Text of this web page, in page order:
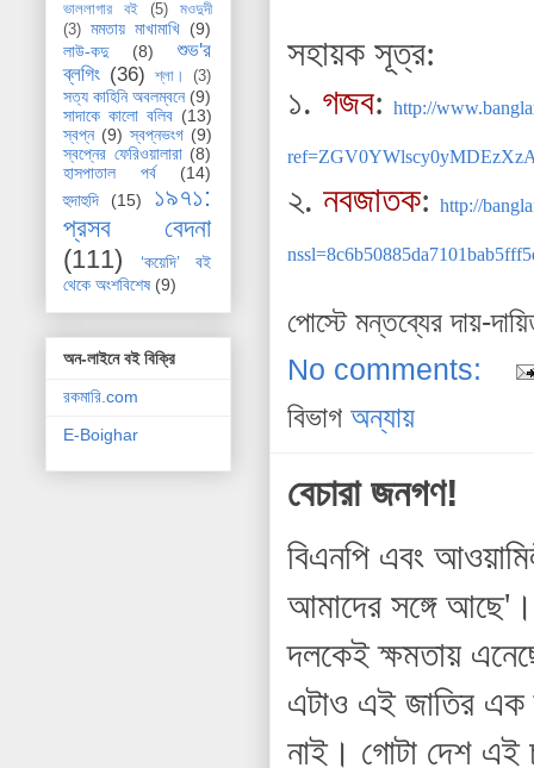
সহায়ক সূত্র:
১. গজব:http://
২.নবজাতক:http://
পোস্টে মন্তব্যের দায়-
No comments:
বিভাগঅন্যায়
বেচারা জনগণ!
বিএনপি এবং
আমাদের সঙ্গে
দলকেই ক্ষমতায়
এটাও এই জাতির এক
নাই। গোটা দেশ এই
ভাললাগার বই (5)
মওদুদী
(3)
মমতায় মাখামাখি (9)
লাউ-কদু
(8)
শুভ'র
ব্লগিং (36) শ্লা। (3)
সত্য কাহিনি অবলম্বনে (9)
সাদাকে কালো বলিব (13)
স্বপ্ন (9) স্বপ্নভংগ (9)
স্বপ্নের ফেরিওয়ালারা (8)
হাসপাতাল পর্ব
(14)
হুদাহুদি
(15)
১৯৭১:
প্রসব বেদনা
(111)
‘কয়েদি’ বই
থেকে অংশবিশেষ (9)
অন-লাইনে বই বিক্রি
রকমারি.com
E-Boighar